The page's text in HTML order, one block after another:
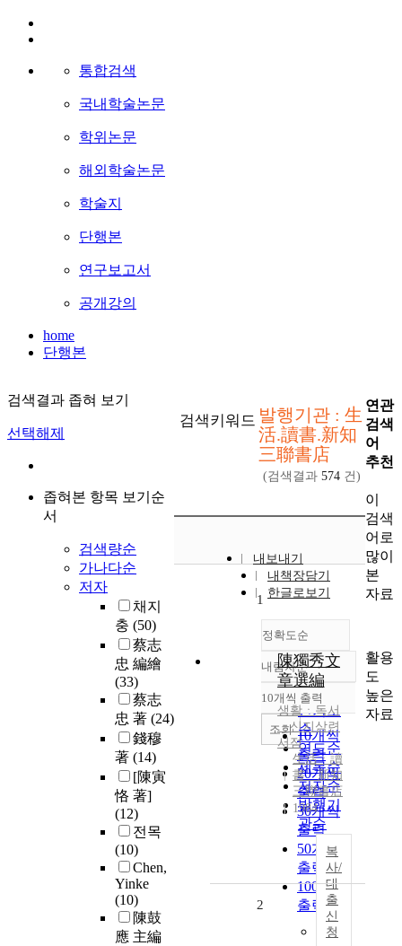
통합검색
국내학술논문
학위논문
해외학술논문
학술지
단행본
연구보고서
공개강의
home
단행본
검색결과 좁혀 보기
선택해제
좁혀본 항목 보기순
서
검색량순
가나다순
저자
채지
충 (50)
蔡志
忠 編繪
(33)
蔡志
忠 著 (24)
錢穆
著 (14)
[陳寅
恪 著]
(12)
전목
(10)
Chen,
Yinke
(10)
陳鼓
應 主編
검색키워드 발행기관 : 生
活.讀書.新知
三聯書店
(검색결과 574 건)
내보내기
내책장담기
한글로보기
정확도순
정확도
순
인기도
순
연도순
제목순
저자순
발행기
관순
내림차순
내림차순
10개씩 출력
10개씩
출력
20개씩
출력
30개씩
출력
50개씩
출력
100개씩
출력
조회
1
陳獨秀文
章選編
생활ㆍ독서
ㆍ신지삼련
서점
生活ㆍ讀
書ㆍ新知
三聯書店
1984
복
사/
대
출
신
청
2
연관
검색
어
추천
이
검색
어로
많이
본
자료
활용
도
높은
자료